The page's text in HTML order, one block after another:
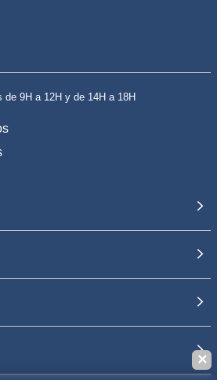
de 9H a 12H y de 14H a 18H
✕